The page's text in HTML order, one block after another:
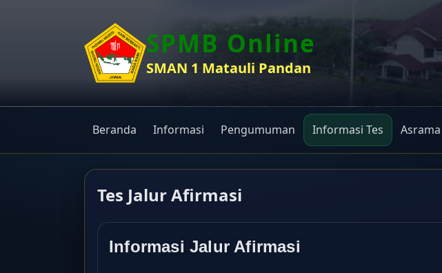
SPMB Online
SMAN 1 Matauli Pandan
Beranda Informasi Pengumuman Informasi Tes Asrama
Tes Jalur Afirmasi
Informasi Jalur Afirmasi